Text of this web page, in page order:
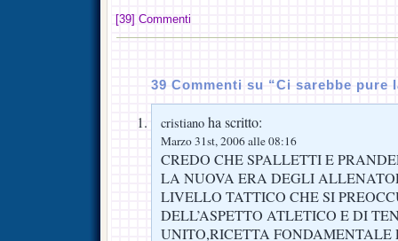
[39] Commenti
39 Commenti su “Ci sarebbe
cristiano ha scritto:
Marzo 31st, 2006 alle 08:16
CREDO CHE SPALLETTI E
LA NUOVA ERA DEGLI
LIVELLO TATTICO CHE SI
DELL’ASPETTO ATLETICO E DI
UNITO,RICETTA FONDAMENTALE